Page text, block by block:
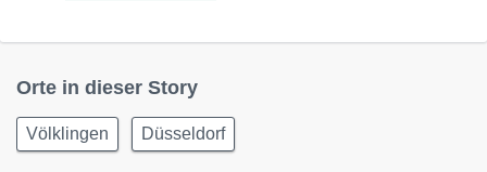
Orte in dieser Story
Völklingen Düsseldorf